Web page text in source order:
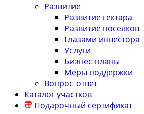
Развитие
Развитие гектара
Развитие поселков
Глазами инвестора
Услуги
Бизнес-планы
Меры поддержки
Вопрос-ответ
Каталог участков
Подарочный сертификат